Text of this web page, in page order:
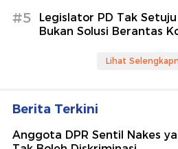
#5
Legislator PD Tak
Bukan Solusi Berantas
Lihat
Berita Terkini
Anggota DPR Sentil Nakes